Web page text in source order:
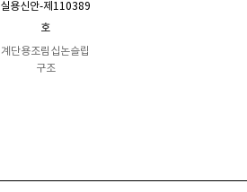
실용신안-제110389
호
계단용조림십논슬립
구조